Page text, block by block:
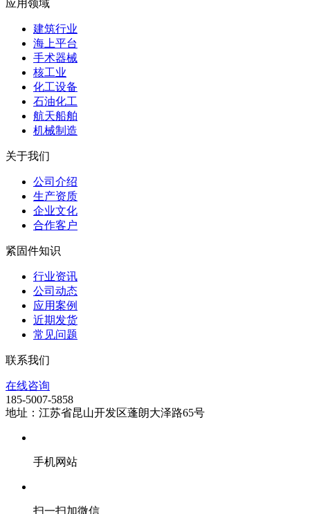
应用领域
建筑行业
海上平台
手术器械
核工业
化工设备
石油化工
航天船舶
机械制造
关于我们
公司介绍
生产资质
企业文化
合作客户
紧固件知识
行业资讯
公司动态
应用案例
近期发货
常见问题
联系我们
在线咨询
185-5007-5858
地址：江苏省昆山开发区蓬朗大泽路65号
手机网站
扫一扫加微信